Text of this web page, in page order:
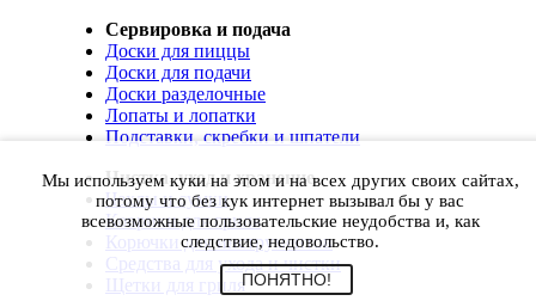
Сервировка и подача
Доски для пиццы
Доски для подачи
Доски разделочные
Лопаты и лопатки
Подставки, скребки и шпатели
Чистка, уход и хранение
Чехлы и сумки
Коврики для гриля
Корючки для инструментов
Средства для ухода и чистки
Щетки для гриля
Мы используем куки на этом и на всех других своих сайтах,
потому что без кук интернет вызывал бы у вас
всевозможные пользовательские неудобства и, как
следствие, недовольство.
ПОНЯТНО!